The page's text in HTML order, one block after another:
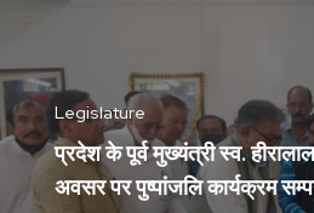
Legislature
प्रदेश के पूर्व मुख्यंत्री स्व.
अवसर पर पुष्पांजलि कार्यक्रम